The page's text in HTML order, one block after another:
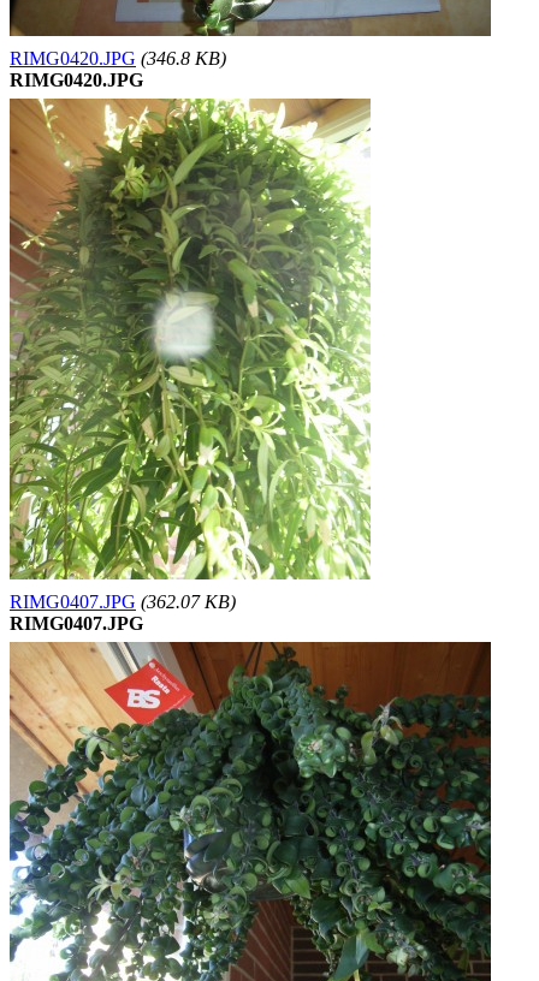
RIMG0420.JPG (346.8 KB)
RIMG0420.JPG
RIMG0407.JPG (362.07 KB)
RIMG0407.JPG